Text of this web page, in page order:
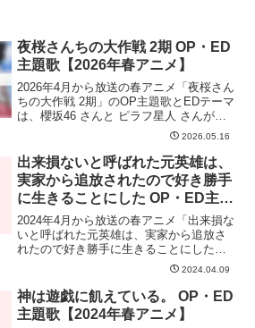
夜桜さんちの大作戦 2期 OP・ED
主題歌【2026年春アニメ】
2026年4月から放送の春アニメ「夜桜さん
ちの大作戦 2期」のOP主題歌とEDテーマ
は、櫻坂46 さんと ピラフ星人 さんが担
当します。OP主題歌を手掛けるのは 櫻
坂46 さんで、そのOP主題歌のタイトル
は「What's "KAZOKU"？...
2026.05.16
出来損ないと呼ばれた元英雄は、
実家から追放されたので好き勝手
に生きることにした OP・ED主題
歌【2024年春アニメ】
2024年4月から放送の春アニメ「出来損な
いと呼ばれた元英雄は、実家から追放さ
れたので好き勝手に生きることにした」
のOP主題歌とEDテーマは、蒼井翔太 さ
の担当は蒼井翔太さんで、曲名は
「EVOLVE」...
2024.04.09
神は遊戯に飢えている。 OP・ED
主題歌【2024年春アニメ】